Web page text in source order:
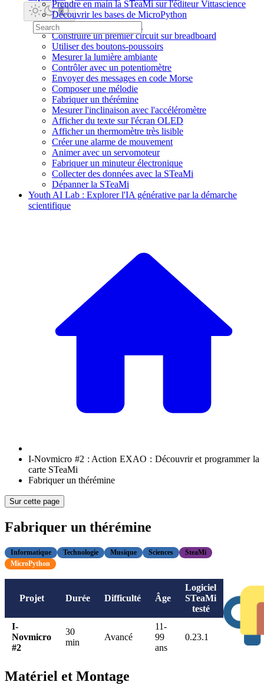
Prendre en main la STeaMi sur l'éditeur Vittascience
Découvrir les bases de MicroPython
Faire clignoter une LED
Construire un premier circuit sur breadboard
Utiliser des boutons-poussoirs
Mesurer la lumière ambiante
Contrôler avec un potentiomètre
Envoyer des messages en code Morse
Composer une mélodie
Fabriquer un thérémine
Mesurer l'inclinaison avec l'accéléromètre
Afficher du texte sur l'écran OLED
Afficher un thermomètre très lisible
Créer une alarme de mouvement
Animer avec un servomoteur
Fabriquer un minuteur électronique
Collecter des données avec la STeaMi
Dépanner la STeaMi
Youth AI Lab : Explorer l'IA générative par la démarche
scientifique
I-Novmicro #2 : Action EXAO : Découvrir et programmer la
carte STeaMi
Fabriquer un thérémine
Sur cette page
Fabriquer un thérémine
Informatique Technologie Musique Sciences
SteaMi
MicroPython
Projet Durée Difficulté Âge
Logiciel
STeaMi
testé
I-
Novmicro
#2
30
min
Avancé
11-
99
ans
0.23.1
Matériel et Montage